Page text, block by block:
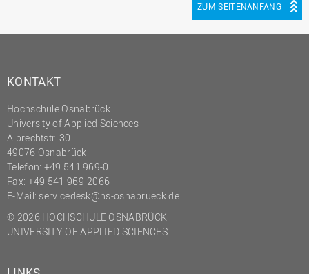
ZUM SEITENANFANG
KONTAKT
Hochschule Osnabrück
University of Applied Sciences
Albrechtstr. 30
49076 Osnabrück
Telefon: +49 541 969-0
Fax: +49 541 969-2066
E-Mail: servicedesk@hs-osnabrueck.de
© 2026 HOCHSCHULE OSNABRÜCK
UNIVERSITY OF APPLIED SCIENCES